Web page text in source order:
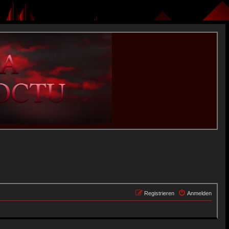
Anmelden
Registrieren